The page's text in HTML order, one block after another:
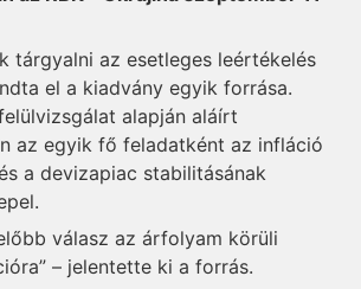
tárgyalni az esetleges leértékelés
el a kiadvány egyik forrása.
alapján aláírt
az egyik fő feladatként az infláció
a devizapiac stabilitásának
válasz az árfolyam körüli
– jelentette ki a forrás.